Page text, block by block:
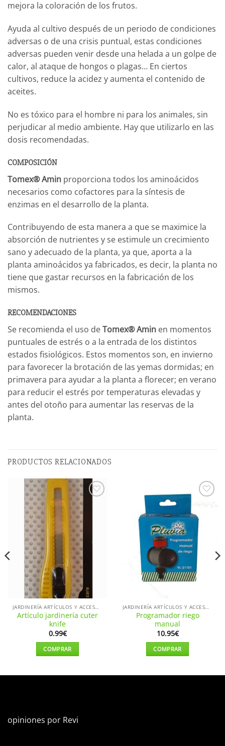
mejora la coloración de los frutos.
Ayuda al cultivo después de un periodo de condiciones
adversas o de una crisis puntual, estas condiciones
adversas pueden venir desde una helada a un golpe de
calor, al ataque de hongos o plagas… En ciertos
cultivos, reduce la acidez y aumenta el contenido de
aceites.
No es tóxico para el hombre ni para los animales, sin
perjudicar al medio ambiente. Hay que utilizarlo en las
dosis recomendadas.
COMPOSICIÓN
Tomex® Amin proporciona todos los aminoácidos
necesarios como cofactores para la síntesis de
enzimas en el desarrollo de la planta.
Contribuyendo de esta manera a que se maximice la
absorción de nutrientes y se estimule un crecimiento
sano y adecuado de la planta, ya que, aporta a la
planta aminoácidos ya fabricados, es decir, la planta no
tiene que gastar recursos en la fabricación de los
mismos.
RECOMENDACIONES
Se recomienda el uso deTomex® Amin en momentos
puntuales de estrés o a la entrada de los distintos
estados fisiológicos. Estos momentos son, en invierno
para favorecer la brotación de las yemas dormidas; en
primavera para ayudar a la planta a florecer; en verano
para reducir el estrés por temperaturas elevadas y
antes del otoño para aumentar las reservas de la
planta.
PRODUCTOS RELACIONADOS
deseos
JARDINERÍA ARTÍCULOS Y ACCESORIOS
Artículo jardinería cuter
knife
0.99€
COMPRAR
lista de
deseos
JARDINERÍA ARTÍCULOS Y ACCESORIOS
Programador riego
manual
10.95€
COMPRAR
opiniones por Revi